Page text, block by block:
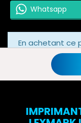
Whatsapp
En achetant ce
bonusgrâce à
Votre panier